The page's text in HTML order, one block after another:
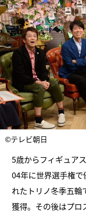
©テレビ朝日
5歳からフィギュア
04年に世界選手権
れたトリノ冬季五輪
獲得。その後はプロ